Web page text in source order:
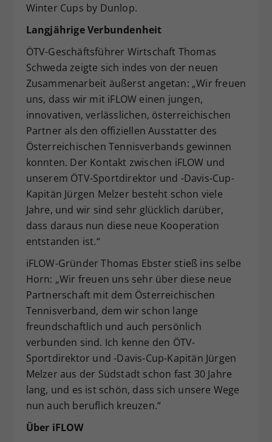
Winter Cups by Dunlop.
Langjährige Verbundenheit
ÖTV-Geschäftsführer Wirtschaft Thomas
Schweda zeigte sich indes von der neuen
Zusammenarbeit äußerst angetan: „Wir freuen
uns, dass wir mit iFLOW einen jungen,
innovativen, verlässlichen, österreichischen
Partner als den offiziellen Ausstatter des
Österreichischen Tennisverbands gewinnen
konnten. Der Kontakt zwischen iFLOW und
unserem ÖTV-Sportdirektor und -Davis-Cup-
Kapitän Jürgen Melzer besteht schon viele
Jahre, und wir sind sehr glücklich darüber,
dass daraus nun diese neue Kooperation
entstanden ist.“
iFLOW-Gründer Thomas Ebster stieß ins selbe
Horn: „Wir freuen uns sehr über diese neue
Partnerschaft mit dem Österreichischen
Tennisverband, dem wir schon lange
freundschaftlich und auch persönlich
verbunden sind. Ich kenne den ÖTV-
Sportdirektor und -Davis-Cup-Kapitän Jürgen
Melzer aus der Südstadt schon fast 30 Jahre
lang, und es ist schön, dass sich unsere Wege
nun auch beruflich kreuzen.“
Über iFLOW